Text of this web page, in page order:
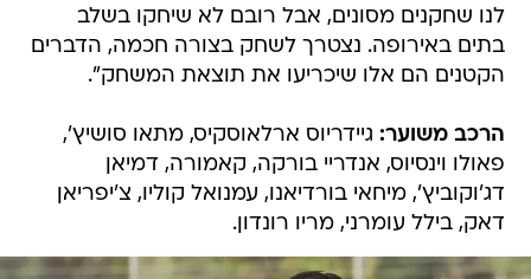
לנו שחקנים מסונים, אבל רובם לא שיחקו בשלב
בתים באירופה. נצטרך לשחק בצורה חכמה, הדברים
הקטנים הם אלו שיכריעו את תוצאת המשחק".
הרכב משוער: גיידריוס ארלאוסקיס, מתאו סושיץ',
פאולו וינסיוס, אנדריי בורקה, קאמורה, דמיאן
דג'וקוביץ', מיחאי בורדיאנו, עמנואל קוליו, צ'יפריאן
דאק, בילל עומרני, מריו רונדון.